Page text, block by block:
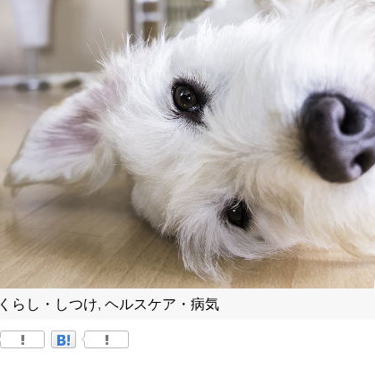
くらし・しつけ,ヘルスケア・病気